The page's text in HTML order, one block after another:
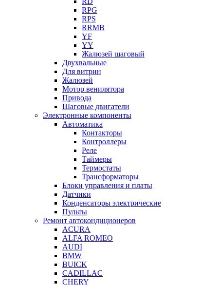
RPG
RPS
RRMB
YF
YY
Жалюзей шаговый
Двухвальные
Для витрин
Жалюзей
Мотор венилятора
Привода
Шаговые двигатели
Электронные компоненты
Автоматика
Контакторы
Контроллеры
Реле
Таймеры
Термостаты
Трансформаторы
Блоки управления и платы
Датчики
Конденсаторы электрические
Пульты
Ремонт автокондиционеров
ACURA
ALFA ROMEO
AUDI
BMW
BUICK
CADILLAC
CHERY